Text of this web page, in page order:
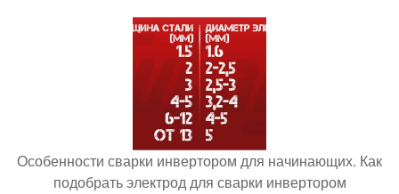
Особенности сварки инвертором для начинающих. Как
подобрать электрод для сварки инвертором